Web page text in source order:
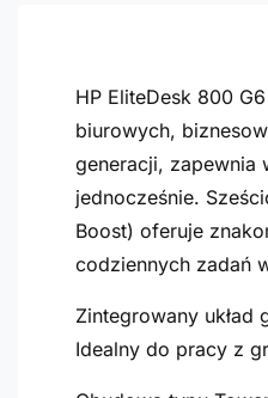
HP EliteDesk 800
biurowych,
generacji, zapewnia
jednocześnie.
Boost) oferuje
codziennych zadań
Zintegrowany układ
Idealny do pracy z